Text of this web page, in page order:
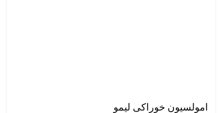
امولسیون خوراکی لیمو